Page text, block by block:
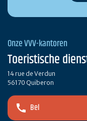
Onze VVV-kantoren
Toeristische
14 rue de Verdun
56170 Quiberon
Bel